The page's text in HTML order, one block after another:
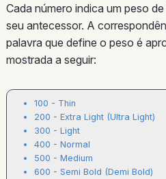
Cada número indica um peso
seu antecessor. A
palavra que define o peso é
mostrada a seguir:
100 - Thin
200 - Extra Light (Ultra Light)
300 - Light
400 - Normal
500 - Medium
600 - Semi Bold (Demi Bold)